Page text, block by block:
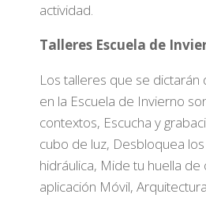
actividad.
Talleres Escuela de
Los talleres que se
en la Escuela de Invierno
contextos, Escucha y
cubo de luz, Desbloquea
hidráulica, Mide tu huella
aplicación Móvil,